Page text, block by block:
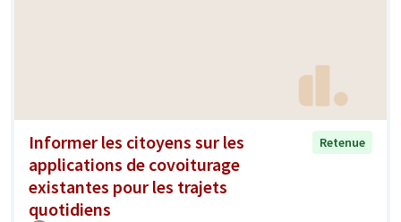
Informer les citoyens sur les
applications de covoiturage
existantes pour les trajets
quotidiens
Retenue